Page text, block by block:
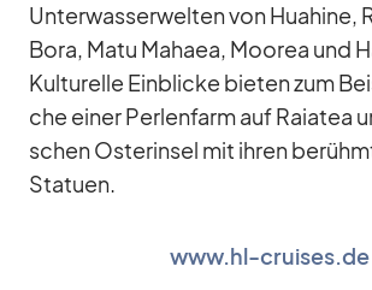
Un­ter­was­ser­wel­ten von Hua­hine,
Bora, Matu Ma­haea, Moo­rea und
Kul­tu­relle Ein­bli­cke bie­ten zum
che ei­ner Per­len­farm auf Raia­tea
schen Os­ter­in­sel mit ih­ren
Sta­tuen.
www.hl-cruises.de